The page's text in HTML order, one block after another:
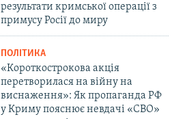
результати кримської операції з
примусу Росії до миру
ПОЛІТИКА
«Короткострокова акція
перетворилася на війну на
виснаження»: Як пропаганда РФ
у Криму пояснює невдачі «СВО»